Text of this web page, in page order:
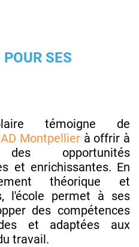
SES
témoigne de
Montpellier à offrir à
opportunités
et enrichissantes. En
théorique et
l'école permet à ses
des compétences
et adaptées aux
travail.